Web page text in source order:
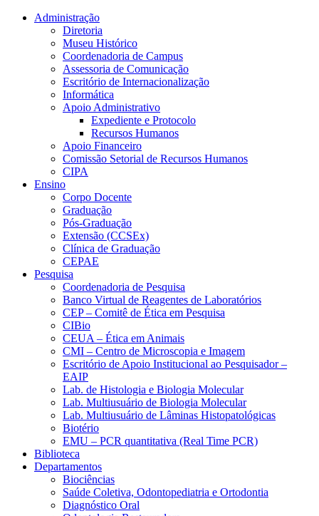
Conteúdo principal Menu principal
Administração
Diretoria
Museu Histórico
Coordenadoria de Campus
Assessoria de Comunicação
Escritório de Internacionalização
Informática
Apoio Administrativo
Expediente e Protocolo
Recursos Humanos
Apoio Financeiro
Comissão Setorial de Recursos Humanos
CIPA
Ensino
Corpo Docente
Graduação
Pós-Graduação
Extensão (CCSEx)
Clínica de Graduação
CEPAE
Pesquisa
Coordenadoria de Pesquisa
Banco Virtual de Reagentes de Laboratórios
CEP – Comitê de Ética em Pesquisa
CIBio
CEUA – Ética em Animais
CMI – Centro de Microscopia e Imagem
Escritório de Apoio Institucional ao Pesquisador –
EAIP
Lab. de Histologia e Biologia Molecular
Lab. Multiusuário de Biologia Molecular
Lab. Multiusuário de Lâminas Histopatológicas
Biotério
EMU – PCR quantitativa (Real Time PCR)
Biblioteca
Departamentos
Biociências
Saúde Coletiva, Odontopediatria e Ortodontia
Diagnóstico Oral